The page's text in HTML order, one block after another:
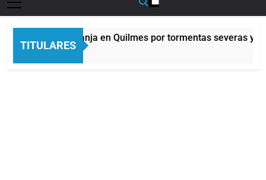
TITULARES
Alerta naranja en Quilmes por tormentas severas y
8 Horas Atrás